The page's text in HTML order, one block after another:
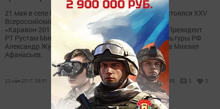
21 мая в селе Никольское Лаишевского района состоялся XXV
Всероссийский фестиваль русского фольклора
«Каравон-2017». В мероприятии приняли участие Президент
РТ Рустам Минниханов, заместитель министра культуры РФ
Александр Жуковский и глава Лаишевского района Михаил
Афанасьев.
23 мая 2017, 05:51 1258 0 0